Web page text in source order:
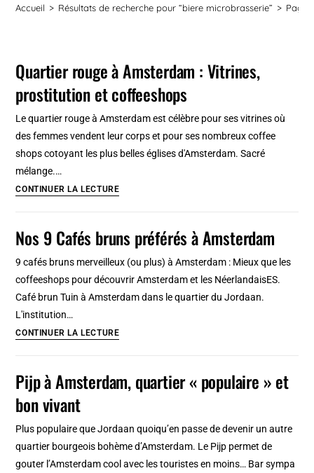
Accueil > Résultats de recherche pour “biere microbrasserie” > Page
Quartier rouge à Amsterdam : Vitrines,
prostitution et coffeeshops
Le quartier rouge à Amsterdam est célèbre pour ses vitrines où
des femmes vendent leur corps et pour ses nombreux coffee
shops cotoyant les plus belles églises d'Amsterdam. Sacré
mélange.…
CONTINUER LA LECTUREQuartier
Amsterdam
:
Vitrines,
prostitution
coffeeshops
Nos 9 Cafés bruns préférés à Amsterdam
9 cafés bruns merveilleux (ou plus) à Amsterdam : Mieux que les
coffeeshops pour découvrir Amsterdam et les NéerlandaisES.
Café brun Tuin à Amsterdam dans le quartier du Jordaan.
L'institution…
CONTINUER LA LECTURENos
bruns
Amsterdam
Pijp à Amsterdam, quartier « populaire » et
bon vivant
Plus populaire que Jordaan quoiqu’en passe de devenir un autre
quartier bourgeois bohème d’Amsterdam. Le Pijp permet de
gouter l’Amsterdam cool avec les touristes en moins… Bar sympa